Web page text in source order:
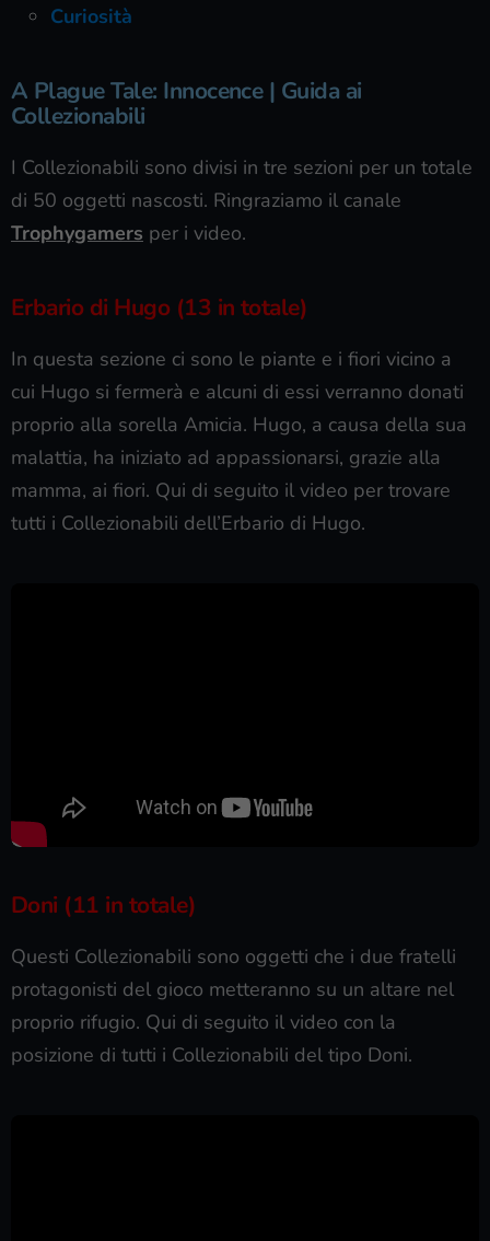
Curiosità
A Plague Tale: Innocence | Guida ai
Collezionabili
I Collezionabili sono divisi in tre sezioni per un totale
di 50 oggetti nascosti. Ringraziamo il canale
Trophygamers per i video.
Erbario di Hugo (13 in totale)
In questa sezione ci sono le piante e i fiori vicino a
cui Hugo si fermerà e alcuni di essi verranno donati
proprio alla sorella Amicia. Hugo, a causa della sua
malattia, ha iniziato ad appassionarsi, grazie alla
mamma, ai fiori. Qui di seguito il video per trovare
tutti i Collezionabili dell’Erbario di Hugo.
Doni (11 in totale)
Questi Collezionabili sono oggetti che i due fratelli
protagonisti del gioco metteranno su un altare nel
proprio rifugio. Qui di seguito il video con la
posizione di tutti i Collezionabili del tipo Doni.